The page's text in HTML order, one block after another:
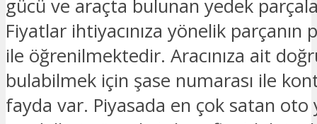
gücü ve araçta bulunan yedek
Fiyatlar ihtiyacınıza yönelik parçanın
ile öğrenilmektedir. Aracınıza ait
bulabilmek için şase numarası ile
fayda var. Piyasada en çok satan oto